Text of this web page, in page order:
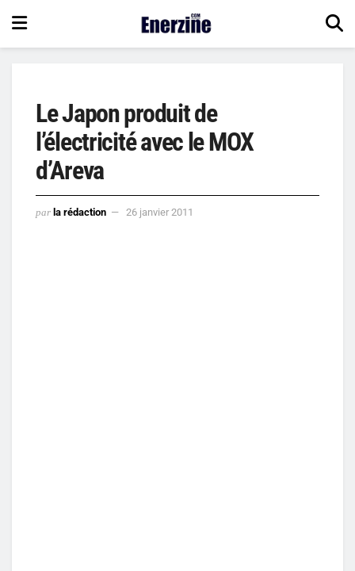
Le Japon produit de
l’électricité avec le MOX
d’Areva
par la rédaction 26 janvier 2011